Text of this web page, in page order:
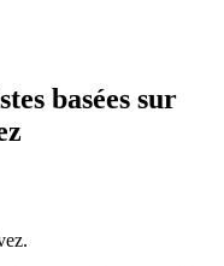
basées sur